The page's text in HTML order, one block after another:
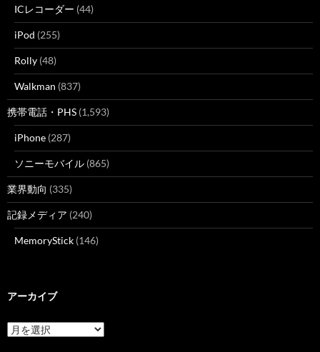
ICレコーダー (44)
iPod (255)
Rolly (48)
Walkman (837)
携帯電話・PHS (1,593)
iPhone (287)
ソニーモバイル (865)
業界動向 (335)
記録メディア (240)
MemoryStick (146)
アーカイブ
ア
ー